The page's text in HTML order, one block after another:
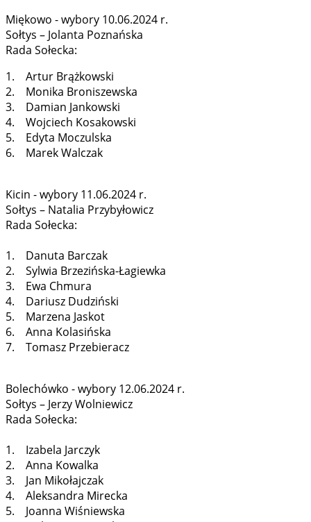
Miękowo - wybory 10.06.2024 r.
Sołtys – Jolanta Poznańska
Rada Sołecka:
1. Artur Brążkowski
2. Monika Broniszewska
3. Damian Jankowski
4. Wojciech Kosakowski
5. Edyta Moczulska
6. Marek Walczak
Kicin - wybory 11.06.2024 r.
Sołtys – Natalia Przybyłowicz
Rada Sołecka:
1. Danuta Barczak
2. Sylwia Brzezińska-Łagiewka
3. Ewa Chmura
4. Dariusz Dudziński
5. Marzena Jaskot
6. Anna Kolasińska
7. Tomasz Przebieracz
Bolechówko - wybory 12.06.2024 r.
Sołtys – Jerzy Wolniewicz
Rada Sołecka:
1. Izabela Jarczyk
2. Anna Kowalka
3. Jan Mikołajczak
4. Aleksandra Mirecka
5. Joanna Wiśniewska